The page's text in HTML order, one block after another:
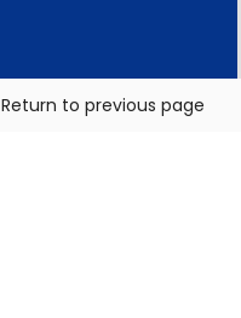
Return to previous page